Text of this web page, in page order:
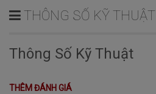
THÔNG SỐ KỸ THUẬT
Thông Số Kỹ Thuật
THÊM ĐÁNH GIÁ